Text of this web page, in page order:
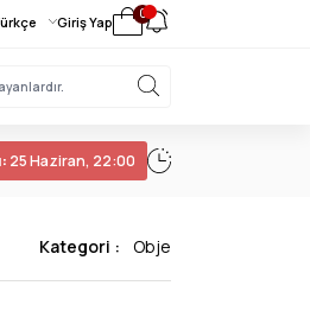
Giriş Yap 0
25 Haziran, 22:00
Kategori : Obje